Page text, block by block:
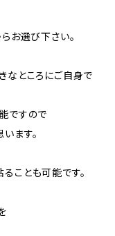
お選び下さい。
なところにご自身で
ですので
ます。
ことも可能です。